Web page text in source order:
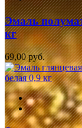
Эмаль
кг
69,00 руб.